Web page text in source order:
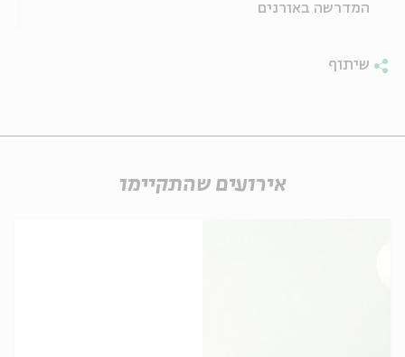
המדרשה באורנים
שיתוף
אירועים שהתקיימו